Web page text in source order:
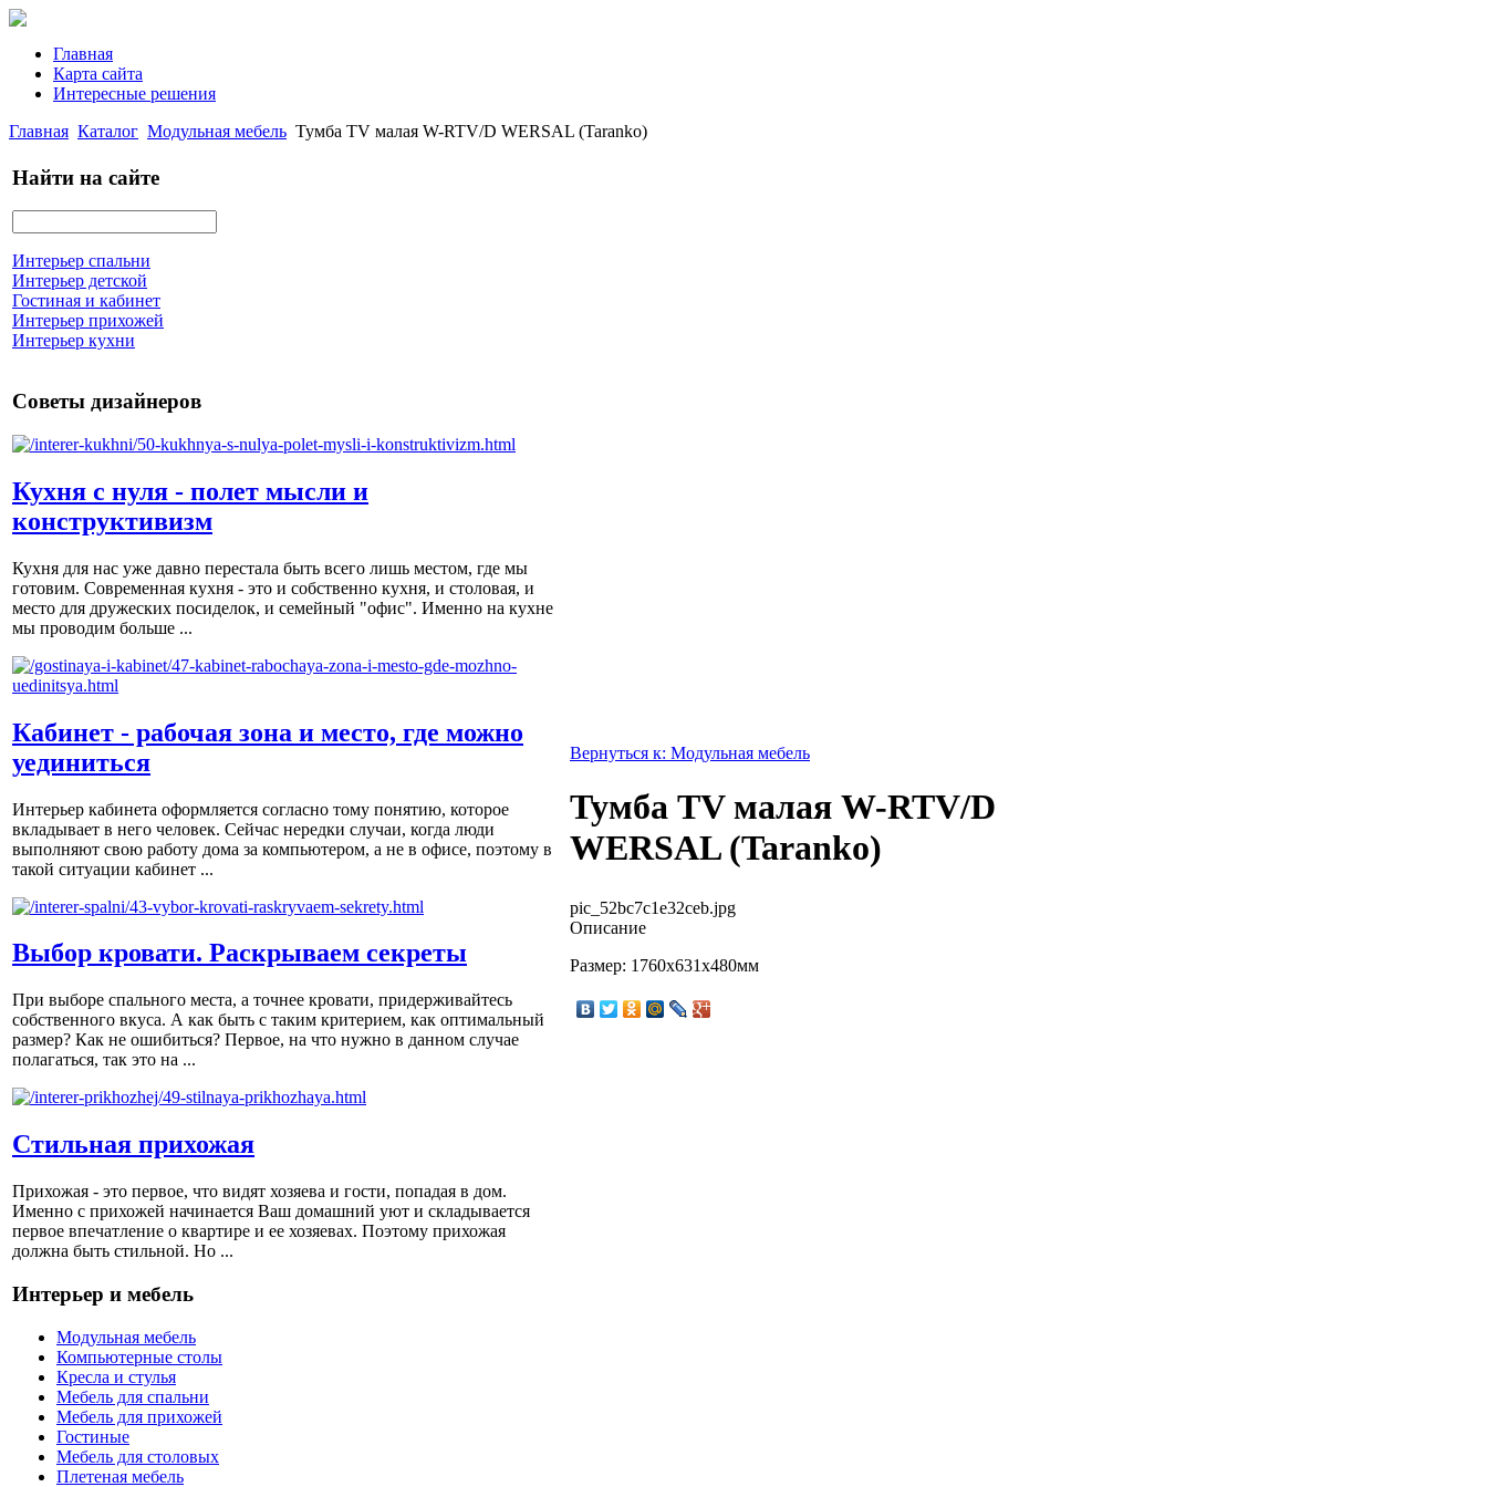
Главная
Карта сайта
Интересные решения
Главная Каталог Модульная мебель Тумба TV малая W-RTV/D WERSAL (Taranko)
Найти на сайте
Интерьер спальни
Интерьер детской
Гостиная и кабинет
Интерьер прихожей
Интерьер кухни
Советы дизайнеров
Кухня с нуля - полет мысли и
конструктивизм
Кухня для нас уже давно перестала быть всего лишь местом, где мы
готовим. Современная кухня - это и собственно кухня, и столовая, и
место для дружеских посиделок, и семейный "офис". Именно на кухне
мы проводим больше ...
Кабинет - рабочая зона и место, где можно
уединиться
Интерьер кабинета оформляется согласно тому понятию, которое
вкладывает в него человек. Сейчас нередки случаи, когда люди
выполняют свою работу дома за компьютером, а не в офисе, поэтому в
такой ситуации кабинет ...
Выбор кровати. Раскрываем секреты
При выборе спального места, а точнее кровати, придерживайтесь
собственного вкуса. А как быть с таким критерием, как оптимальный
размер? Как не ошибиться? Первое, на что нужно в данном случае
полагаться, так это на ...
Стильная прихожая
Прихожая - это первое, что видят хозяева и гости, попадая в дом.
Именно с прихожей начинается Ваш домашний уют и складывается
первое впечатление о квартире и ее хозяевах. Поэтому прихожая
должна быть стильной. Но ...
Интерьер и мебель
Модульная мебель
Компьютерные столы
Кресла и стулья
Мебель для спальни
Мебель для прихожей
Гостиные
Мебель для столовых
Плетеная мебель
Вернуться к: Модульная мебель
Тумба TV малая W-RTV/D
WERSAL (Taranko)
pic_52bc7c1e32ceb.jpg
Описание
Размер: 1760х631х480мм